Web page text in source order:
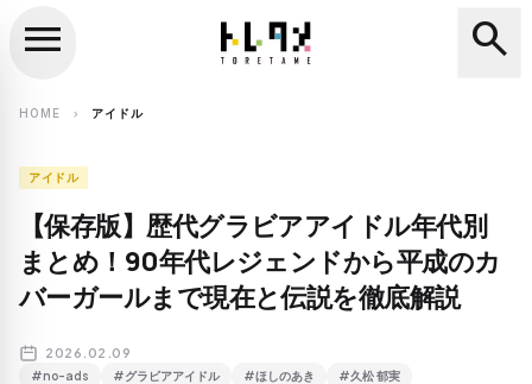
search
menu search
HOME chevron_right アイドル
アイドル
【保存版】歴代グラビアアイドル年代別
まとめ！90年代レジェンドから平成のカ
バーガールまで現在と伝説を徹底解説
2026.02.09
#no-ads #グラビアアイドル #ほしのあき
#久松 郁実